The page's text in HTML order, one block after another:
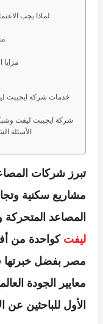
لماذا يجب
خدمات شركة ايجيبت
شركة ايجيبت ليفت
الأسئلة الشائعة حول شركات المصاعد في مصر
تبرز شركات
مشاريع سكنية
المصاعد المتحركة
ليفت كواحدة من
مصر بفضل
معايير الجودة
الأول للباحثين عن